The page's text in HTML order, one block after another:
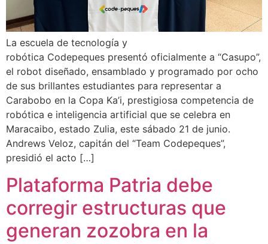
La escuela de tecnología y
robótica Codepeques presentó oficialmente a “Casupo”,
el robot diseñado, ensamblado y programado por ocho
de sus brillantes estudiantes para representar a
Carabobo en la Copa Ka’i, prestigiosa competencia de
robótica e inteligencia artificial que se celebra en
Maracaibo, estado Zulia, este sábado 21 de junio.
Andrews Veloz, capitán del “Team Codepeques”,
presidió el acto […]
Plataforma Patria debe
corregir estructuras que
generan zozobra en la